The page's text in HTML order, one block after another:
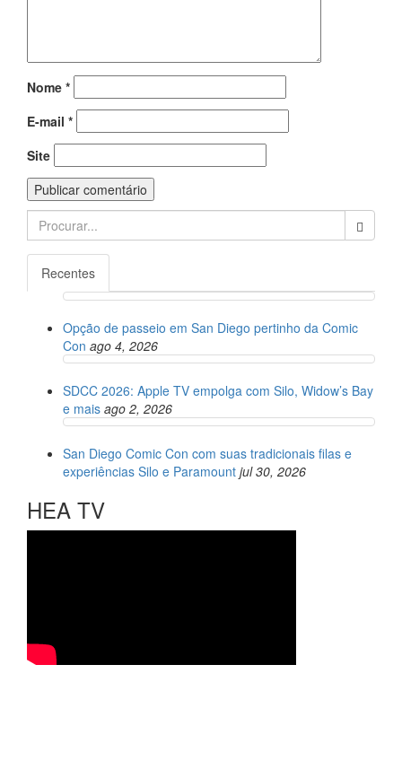
Nome *
E-mail *
Site
Search
for:
Recentes
Opção de passeio em San Diego pertinho da Comic
Con ago 4, 2026
SDCC 2026: Apple TV empolga com Silo, Widow’s Bay
e mais ago 2, 2026
San Diego Comic Con com suas tradicionais filas e
experiências Silo e Paramount jul 30, 2026
HEA TV